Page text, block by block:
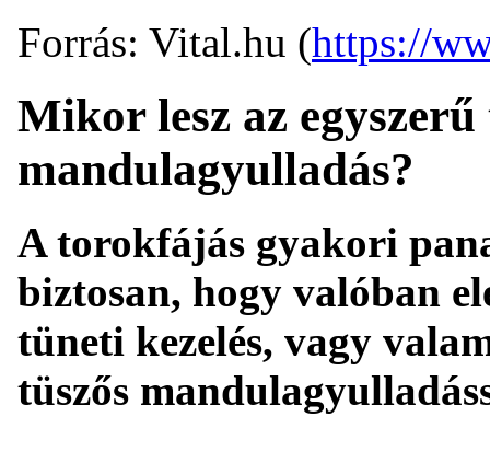
Forrás: Vital.hu (https://
Mikor lesz az
mandulagyulladás?
A torokfájás gyakori
biztosan, hogy valóban
tüneti kezelés, vagy
tüszős